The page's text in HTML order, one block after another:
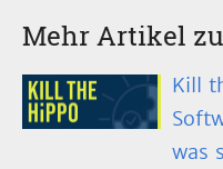
Mehr Artikel
Kill
was